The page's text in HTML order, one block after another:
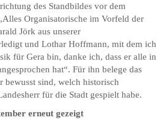
des Standbildes vor dem
Organisatorische im Vorfeld der
Jörk aus unserer
und Lothar Hoffmann, mit dem ich
für Gera bin, danke ich, dass er alle in
hat“. Für ihn belege das
bewusst sind, welch historisch
für die Stadt gespielt habe.
erneut gezeigt